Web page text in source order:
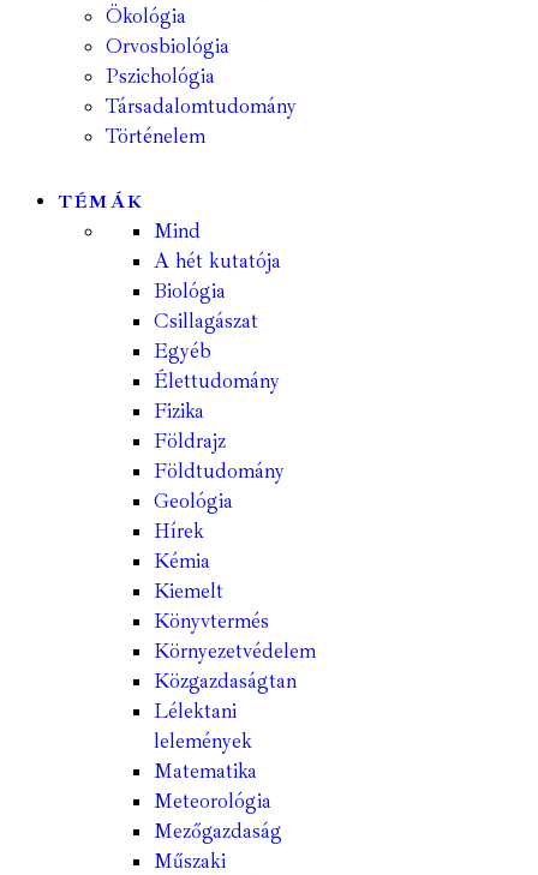
Ökológia
Orvosbiológia
Pszichológia
Társadalomtudomány
Történelem
TÉMÁK
Mind
A hét kutatója
Biológia
Csillagászat
Egyéb
Élettudomány
Fizika
Földrajz
Földtudomány
Geológia
Hírek
Kémia
Kiemelt
Könyvtermés
Környezetvédelem
Közgazdaságtan
Lélektani
lelemények
Matematika
Meteorológia
Mezőgazdaság
Műszaki